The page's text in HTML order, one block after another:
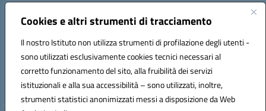
Cookies e altri strumenti di tracciamento
Il nostro Istituto non utilizza strumenti di profilazione degli utenti -
sono utilizzati esclusivamente cookies tecnici necessari al
corretto funzionamento del sito, alla fruibilità dei servizi
istituzionali e alla sua accessibilità – sono utilizzati, inoltre,
strumenti statistici anonimizzati messi a disposizione da Web
Indirizzo:
Centralino:0994722507 Email:TAIC873006@istruzione.it
Codice fiscale: 90279480736
Codice meccanografico:
TAIC873006
Codice unico di fatturazione (CUF): 488XBQ